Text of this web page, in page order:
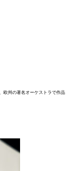
欧州の著名オーケストラで作品